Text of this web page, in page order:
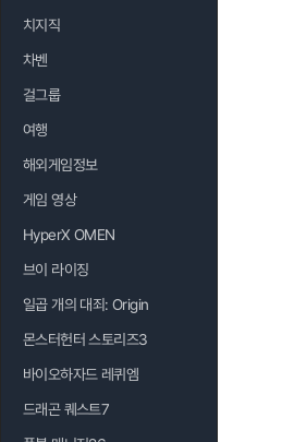
치지직
차벤
걸그룹
여행
해외게임정보
게임 영상
HyperX OMEN
브이 라이징
일곱 개의 대죄: Origin
몬스터헌터 스토리즈3
바이오하자드 레퀴엠
드래곤 퀘스트7